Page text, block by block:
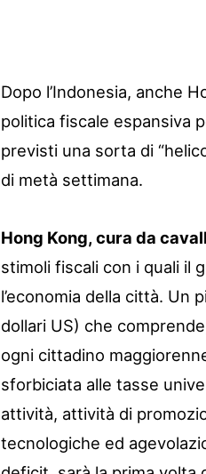
Dopo l’Indonesia, anche
politica fiscale espansiva
previsti una sorta di
di metà settimana.
Hong Kong, cura da
stimoli fiscali con i quali il
l’economia della città. Un
dollari US) che
ogni cittadino
sforbiciata alle tasse
attività, attività di
tecnologiche ed